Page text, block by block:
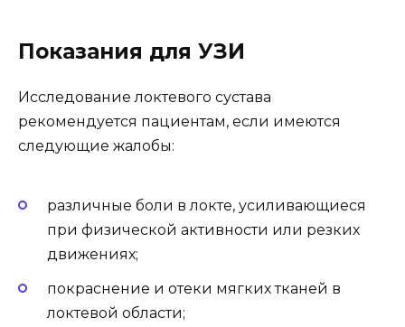
Показания для УЗИ
Исследование локтевого сустава
рекомендуется пациентам, если имеются
следующие жалобы:
различные боли в локте, усиливающиеся
при физической активности или резких
движениях;
покраснение и отеки мягких тканей в
локтевой области;